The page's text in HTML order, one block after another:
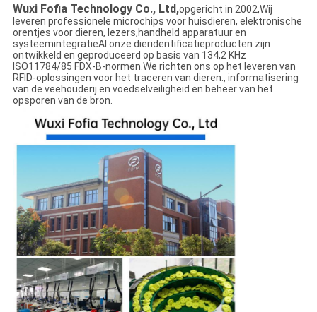
Wuxi Fofia Technology Co., Ltd,opgericht in 2002,Wij
leveren professionele microchips voor huisdieren, elektronische
orentjes voor dieren, lezers,handheld apparatuur en
systeemintegratieAl onze dieridentificatieproducten zijn
ontwikkeld en geproduceerd op basis van 134,2 KHz
ISO11784/85 FDX-B-normen.We richten ons op het leveren van
RFID-oplossingen voor het traceren van dieren., informatisering
van de veehouderij en voedselveiligheid en beheer van het
opsporen van de bron.